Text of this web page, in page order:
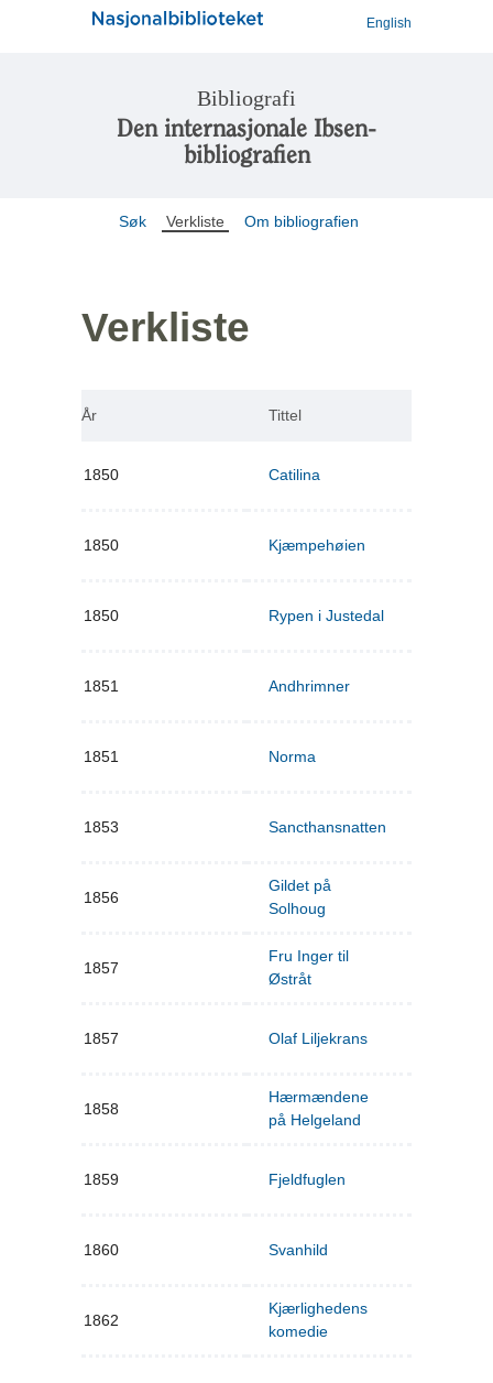
English
Bibliografi
Den internasjonale Ibsen-
bibliografien
Søk Verkliste Om bibliografien
Verkliste
År Tittel
1850 Catilina
1850 Kjæmpehøien
1850 Rypen i Justedal
1851 Andhrimner
1851 Norma
1853 Sancthansnatten
1856
Gildet på
Solhoug
1857
Fru Inger til
Østråt
1857 Olaf Liljekrans
1858
Hærmændene
på Helgeland
1859 Fjeldfuglen
1860 Svanhild
1862
Kjærlighedens
komedie